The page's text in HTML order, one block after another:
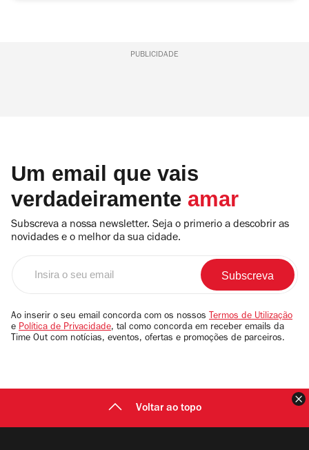
PUBLICIDADE
Um email que vais
verdadeiramente amar
Subscreva a nossa newsletter. Seja o primerio a descobrir as
novidades e o melhor da sua cidade.
email
Ao inserir o seu email concorda com os nossos Termos de Utilização
e Política de Privacidade, tal como concorda em receber emails da
Time Out com notícias, eventos, ofertas e promoções de parceiros.
Voltar ao topo